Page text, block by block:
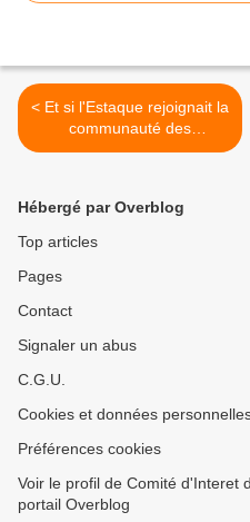
< Et si l'Estaque rejoignait la
communauté des
Houblonniers Marseillais !!!
Hébergé par Overblog
Top articles
Pages
Contact
Signaler un abus
C.G.U.
Cookies et données
Préférences cookies
Voir le profil de Comité d'Interet
portail Overblog